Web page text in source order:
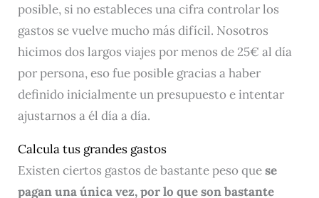
posible, si no estableces una cifra controlar los
gastos se vuelve mucho más difícil. Nosotros
hicimos dos largos viajes por menos de 25€ al día
por persona, eso fue posible gracias a haber
definido inicialmente un presupuesto e intentar
ajustarnos a él día a día.
Calcula tus grandes gastos
Existen ciertos gastos de bastante peso quese
pagan una única vez, por lo que son bastante